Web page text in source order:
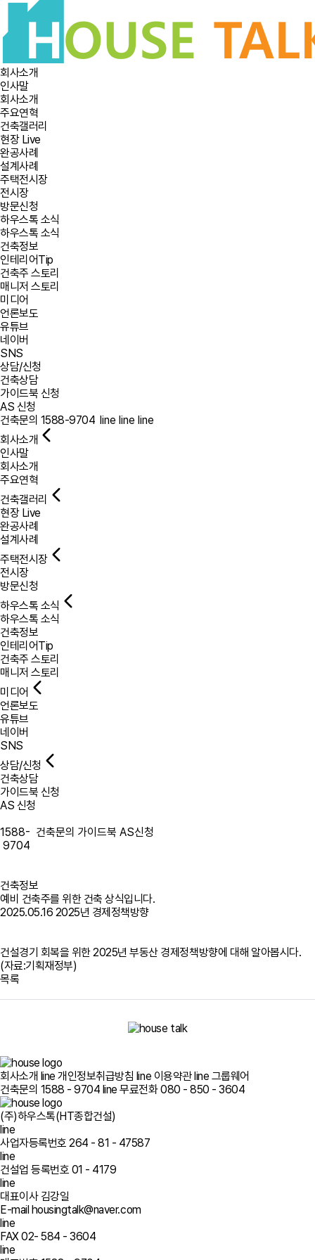
회사소개
인사말
회사소개
주요연혁
건축갤러리
현장 Live
완공사례
설계사례
주택전시장
전시장
방문신청
하우스톡 소식
하우스톡 소식
건축정보
인테리어Tip
건축주 스토리
매니저 스토리
미디어
언론보도
유튜브
네이버
SNS
상담/신청
건축상담
가이드북 신청
AS 신청
건축문의 1588-9704 line line line
회사소개
인사말
회사소개
주요연혁
건축갤러리
현장 Live
완공사례
설계사례
주택전시장
전시장
방문신청
하우스톡 소식
하우스톡 소식
건축정보
인테리어Tip
건축주 스토리
매니저 스토리
미디어
언론보도
유튜브
네이버
SNS
상담/신청
건축상담
가이드북 신청
AS 신청
1588-
9704
건축문의 가이드북 AS신청
건축정보
예비 건축주를 위한 건축 상식입니다.
2025.05.16 2025년 경제정책방향
건설경기 회복을 위한 2025년 부동산 경제정책방향에 대해 알아봅시다.
(자료:기획재정부)
목록
회사소개 line 개인정보취급방침 line 이용약관line 그룹웨어
건축문의 1588 - 9704 line 무료전화 080 - 850 - 3604
(주)하우스톡(HT종합건설)
line
사업자등록번호 264 - 81 - 47587
line
건설업 등록번호 01 - 4179
line
대표이사 김강일
E-mail housingtalk@naver.com
line
FAX 02- 584 - 3604
line